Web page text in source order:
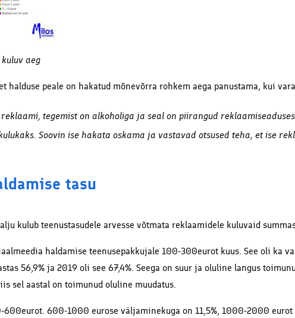
aeg
halduse peale on hakatud mõnevõrra rohkem aega panustama, kui
tegemist on alkoholiga ja seal on piirangud
Soovin ise hakata oskama ja vastavad otsused teha, et ise
tasu
kulub teenustasudele arvesse võtmata reklaamidele kuluvaid
haldamise teenusepakkujale 100-300eurot kuus. See oli ka
56,9% ja 2019 oli see 67,4%. Seega on suur ja oluline langus
sel aastal on toimunud oluline muudatus.
600eurot. 600-1000 eurose väljaminekuga on 11,5%, 1000-2000 eurot